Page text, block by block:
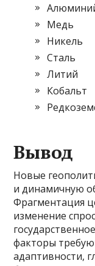
Медь
Никель
Сталь
Литий
Кобальт
Вывод
Новые
и динамичную
Фрагментация
изменение
факторы
адаптивности,